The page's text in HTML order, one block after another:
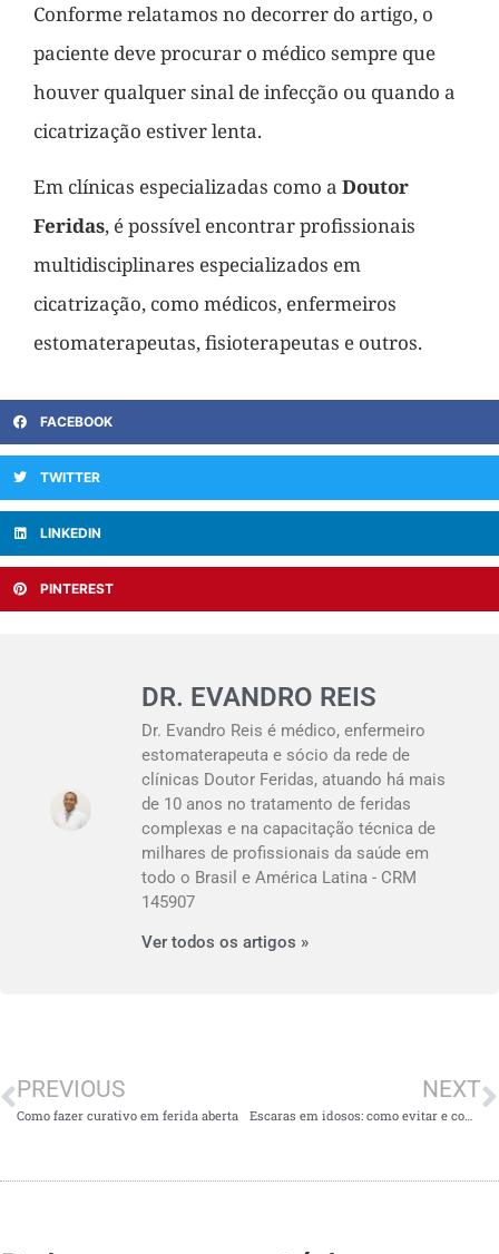
Conforme relatamos no decorrer do artigo, o
paciente deve procurar o médico sempre que
houver qualquer sinal de infecção ou quando a
cicatrização estiver lenta.
Em clínicas especializadas como a Doutor
Feridas, é possível encontrar profissionais
multidisciplinares especializados em
cicatrização, como médicos, enfermeiros
estomaterapeutas, fisioterapeutas e outros.
FACEBOOK
TWITTER
LINKEDIN
PINTEREST
DR. EVANDRO REIS
Dr. Evandro Reis é médico, enfermeiro
estomaterapeuta e sócio da rede de
clínicas Doutor Feridas, atuando há mais
de 10 anos no tratamento de feridas
complexas e na capacitação técnica de
milhares de profissionais da saúde em
todo o Brasil e América Latina - CRM
145907
Ver todos os artigos »
PREVIOUS
Como fazer curativo em ferida aberta
NEXT
Escaras em idosos: como evitar e como tratar